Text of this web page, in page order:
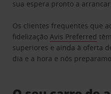
sua espera pronto a arrancar.
Os clientes frequentes que
fidelizaçãoAvis Preferred
superiores e ainda à oferta
dia e a hora e nós